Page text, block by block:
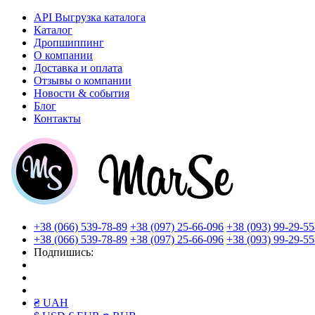
API Выгрузка каталога
Каталог
Дропшиппинг
О компании
Доставка и оплата
Отзывы о компании
Новости & события
Блог
Контакты
+38 (066) 539-78-89 +38 (097) 25-66-096 +38 (093) 99-29-
+38 (066) 539-78-89 +38 (097) 25-66-096 +38 (093) 99-29-
Подпишись:
₴ UAH